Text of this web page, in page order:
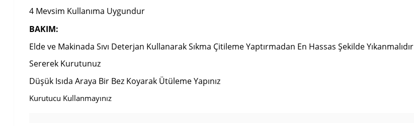
4 Mevsim Kullanıma Uygundur
BAKIM:
Elde ve Makinada Sıvı Deterjan Kullanarak Sıkma Çitileme Yaptırmadan En Hassas Şekilde Yıkanmalıdır
Sererek Kurutunuz
Düşük Isıda Araya Bir Bez Koyarak Ütüleme Yapınız
Kurutucu Kullanmayınız